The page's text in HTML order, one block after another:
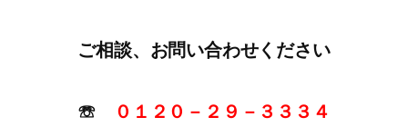
ご相談、お問い合わせください
☏ ０１２０－２９－３３３４